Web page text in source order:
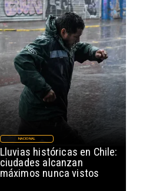
Lluvias históricas en Chile:
ciudades alcanzan
máximos nunca vistos
NACIONAL